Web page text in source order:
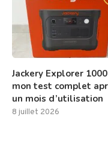
Jackery Explorer
mon test complet
un mois d’utilisation
8 juillet 2026